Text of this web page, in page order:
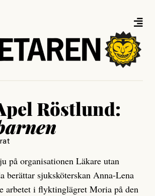
Röstlund:
på organisationen Läkare utan
berättar sjuksköterskan Anna-Lena
arbetet i flyktinglägret Moria på den